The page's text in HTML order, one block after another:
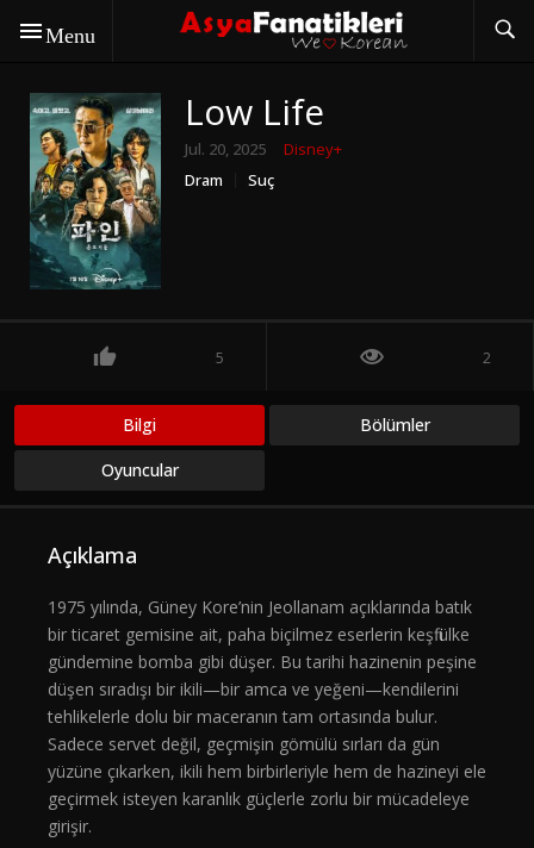
Menu
Low Life
Jul. 20, 2025
Disney+
Dram
Suç
5 2
Bilgi
Bölümler
Oyuncular
Açıklama
1975 yılında, Güney Kore’nin Jeollanam açıklarında batık
bir ticaret gemisine ait, paha biçilmez eserlerin keşfi ülke
gündemine bomba gibi düşer. Bu tarihi hazinenin peşine
düşen sıradışı bir ikili—bir amca ve yeğeni—kendilerini
tehlikelerle dolu bir maceranın tam ortasında bulur.
Sadece servet değil, geçmişin gömülü sırları da gün
yüzüne çıkarken, ikili hem birbirleriyle hem de hazineyi ele
geçirmek isteyen karanlık güçlerle zorlu bir mücadeleye
girişir.